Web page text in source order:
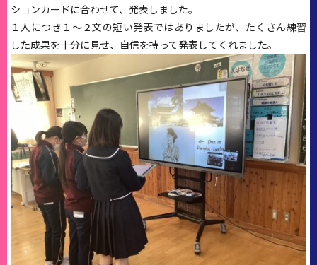
ションカードに合わせて、発表しました。
１人につき１～２文の短い発表ではありましたが、たくさん練習
した成果を十分に見せ、自信を持って発表してくれました。